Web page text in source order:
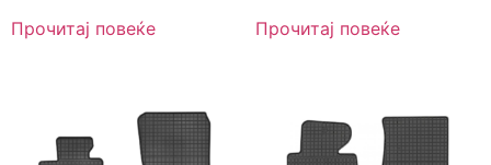
Прочитај повеќе Прочитај повеќе